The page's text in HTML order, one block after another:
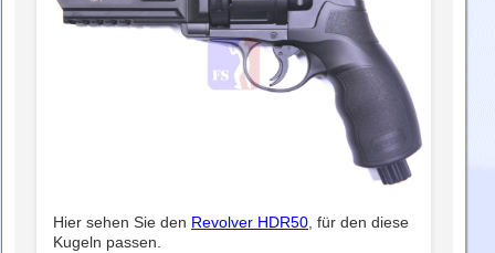
Hier sehen Sie den Revolver HDR50 , für den diese
Kugeln passen.